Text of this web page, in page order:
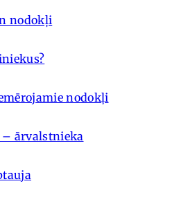
nodokļi
nodokļi
– ārvalstnieka